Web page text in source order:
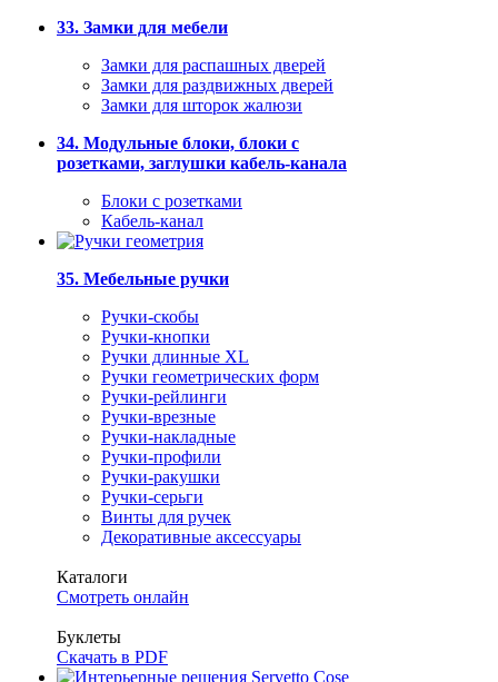
33. Замки для мебели
Замки для распашных дверей
Замки для раздвижных дверей
Замки для шторок жалюзи
34. Модульные блоки, блоки с
розетками, заглушки кабель-канала
Блоки с розетками
Кабель-канал
35. Мебельные ручки
Ручки-скобы
Ручки-кнопки
Ручки длинные XL
Ручки геометрических форм
Ручки-рейлинги
Ручки-врезные
Ручки-накладные
Ручки-профили
Ручки-ракушки
Ручки-серьги
Винты для ручек
Декоративные аксессуары
Каталоги
Смотреть онлайн
Буклеты
Скачать в PDF